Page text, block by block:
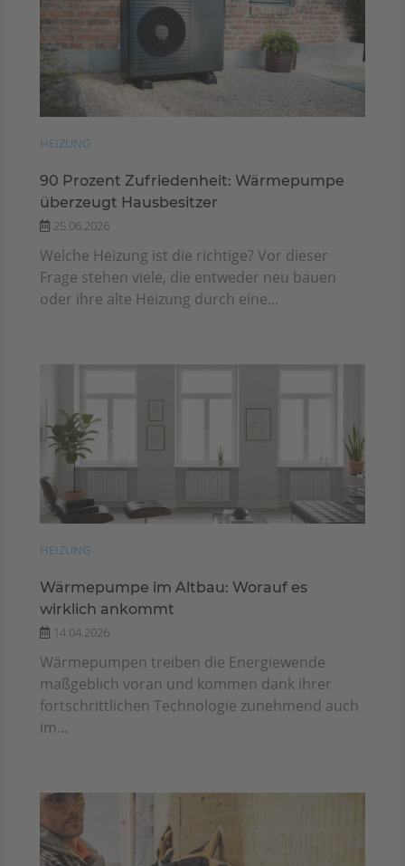
HEIZUNG
90 Prozent Zufriedenheit: Wärmepumpe
überzeugt Hausbesitzer
25.06.2026
Welche Heizung ist die richtige? Vor dieser
Frage stehen viele, die entweder neu bauen
oder ihre alte Heizung durch eine...
HEIZUNG
Wärmepumpe im Altbau: Worauf es
wirklich ankommt
14.04.2026
Wärmepumpen treiben die Energiewende
maßgeblich voran und kommen dank ihrer
fortschrittlichen Technologie zunehmend auch
im...